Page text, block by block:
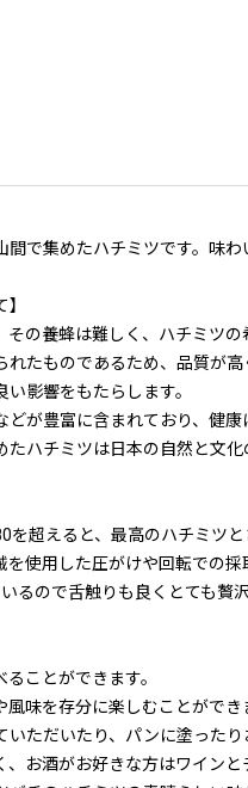
で集めたハチミツです。味
の養蜂は難しく、ハチミツの
たものであるため、品質が高
影響をもたらします。
が豊富に含まれており、健康
ハチミツは日本の自然と文
超えると、最高のハチミツ
使用した圧がけや回転での
るので舌触りも良くとても贅沢
ことができます。
味を存分に楽しむことができ
ただいたり、パンに塗った
お酒がお好きな方はワイン